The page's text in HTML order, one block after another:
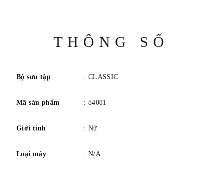
Triển khai với khóa nhả nút nhấn.
Chống nước ở độ sâu 30 mét / 100 feet.
THÔNG SỐ
Bộ sưu tập : CLASSIC
Mã sản phẩm : 84081
Giới tính : Nữ
Loại máy : N/A